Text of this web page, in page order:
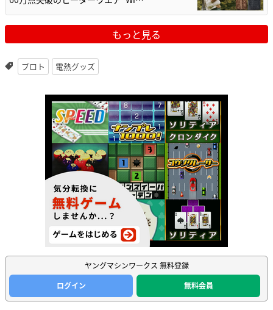
もっと見る
プロト 電熱グッズ
ヤングマシンワークス 無料登録
ログイン
無料会員